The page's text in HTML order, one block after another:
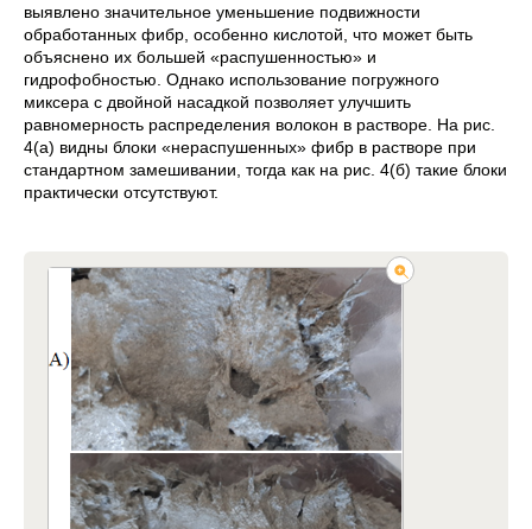
выявлено значительное уменьшение подвижности
обработанных фибр, особенно кислотой, что может быть
объяснено их большей «распушенностью» и
гидрофобностью. Однако использование погружного
миксера с двойной насадкой позволяет улучшить
равномерность распределения волокон в растворе. На рис.
4(а) видны блоки «нераспушенных» фибр в растворе при
стандартном замешивании, тогда как на рис. 4(б) такие блоки
практически отсутствуют.